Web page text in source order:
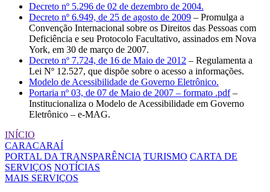
Decreto nº 5.296 de 02 de dezembro de 2004.
Decreto nº 6.949, de 25 de agosto de 2009 – Promulga a
Convenção Internacional sobre os Direitos das Pessoas com
Deficiência e seu Protocolo Facultativo, assinados em Nova
York, em 30 de março de 2007.
Decreto nº 7.724, de 16 de Maio de 2012 – Regulamenta a
Lei Nº 12.527, que dispõe sobre o acesso a informações.
Modelo de Acessibilidade de Governo Eletrônico.
Portaria nº 03, de 07 de Maio de 2007 – formato .pdf–
Institucionaliza o Modelo de Acessibilidade em Governo
Eletrônico – e-MAG.
INÍCIO
CARACARAÍ
PORTAL DA TRANSPARÊNCIA TURISMO CARTA DE
SERVIÇOS NOTÍCIAS
MAIS SERVIÇOS